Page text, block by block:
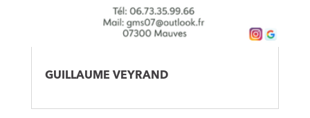
GUILLAUME VEYRAND